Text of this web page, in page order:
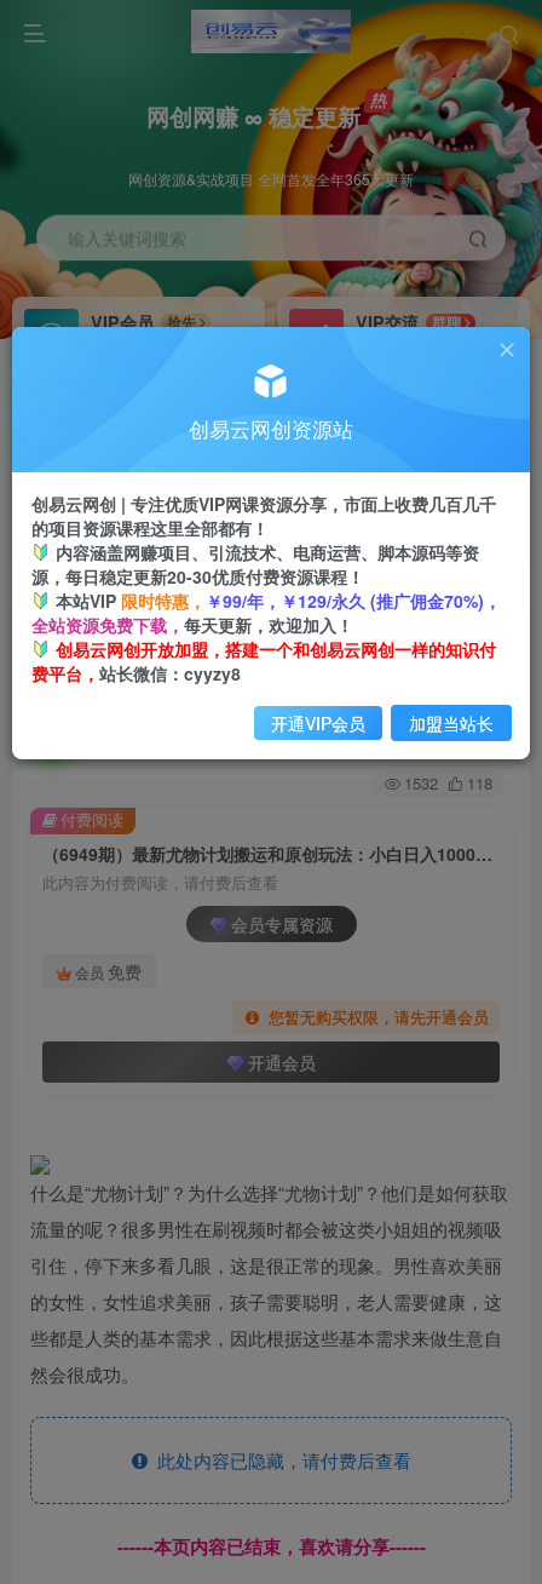
网创网赚 ∞ 稳定更新
网创资源&实战项目 全网首发全年365天更新
输入关键词搜索
VIP会员
抢先
VIP交流
群聊
研究探讨更多创业项目路子。
会员专属推广链接
挂机 项目
脚本卡密
APP下载
GO
首页 创业课程 会员专属 正文
（6949期）最新尤物计划搬运和原创玩法：小白
日入1000+ 世上只要有男人，玩法就不过时
关注
1532 118
（6949期）最新尤物计划搬运和原创玩法：小白日入1000+ 世上只要有男人，玩法就不过时
此内容为付费阅读，请付费后查看
会员专属资源
会员 免费
您暂无购买权限，请先开通会员
开通会员
付费阅读
什么是“尤物计划”？为什么选择“尤物计划”？他们是如何获取
流量的呢？很多男性在刷视频时都会被这类小姐姐的视频吸
引住，停下来多看几眼，这是很正常的现象。男性喜欢美丽
的女性，女性追求美丽，孩子需要聪明，老人需要健康，这
些都是人类的基本需求，因此根据这些基本需求来做生意自
然会很成功。
此处内容已隐藏，请付费后查看
------本页内容已结束，喜欢请分享------
创易云网创资源站
创易云网创 | 专注优质VIP网课资源分享，市面上收费几百几千
的项目资源课程这里全部都有！
内容涵盖网赚项目、引流技术、电商运营、脚本源码等资
源，每日稳定更新20-30优质付费资源课程！
本站VIP 限时特惠， ￥99/年，￥129/永久 (推广佣金70%)，
全站资源免费下载， 每天更新，欢迎加入！
创易云网创开放加盟，搭建一个和创易云网创一样的知识付
费平台， 站长微信：cyyzy8
开通VIP会员 加盟当站长